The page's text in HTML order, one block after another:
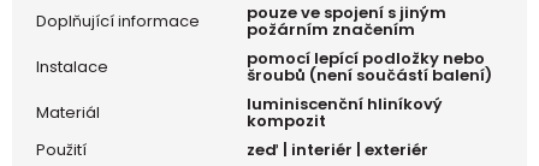
Doplňující informace pouze ve spojení s jiným
požárním značením
Instalace
pomocí lepící podložky nebo
šroubů (není součástí balení)
Materiál
luminiscenční hliníkový
kompozit
Použití
zeď | interiér | exteriér